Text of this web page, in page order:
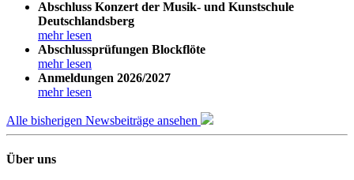
Abschluss Konzert der Musik- und Kunstschule
Deutschlandsberg
mehr lesen
Abschlussprüfungen Blockflöte
mehr lesen
Anmeldungen 2026/2027
mehr lesen
Alle bisherigen Newsbeiträge ansehen
Über uns